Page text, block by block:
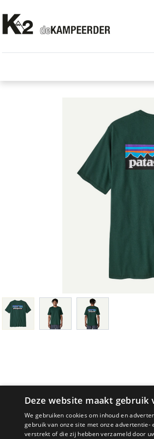
Deze website maakt gebruik
We gebruiken cookies om inhoud en
gebruik van onze site met onze
verstrekt of die zij hebben verzameld door